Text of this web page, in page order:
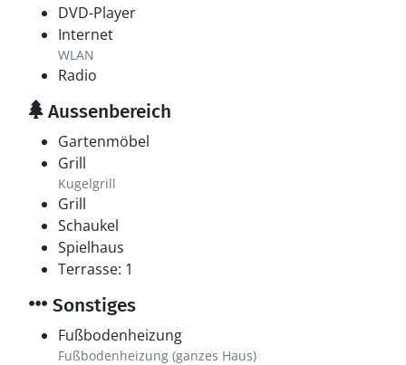
DVD-Player
Internet
WLAN
Radio
Aussenbereich
Gartenmöbel
Grill
Kugelgrill
Grill
Schaukel
Spielhaus
Terrasse: 1
Sonstiges
Fußbodenheizung
Fußbodenheizung (ganzes Haus)